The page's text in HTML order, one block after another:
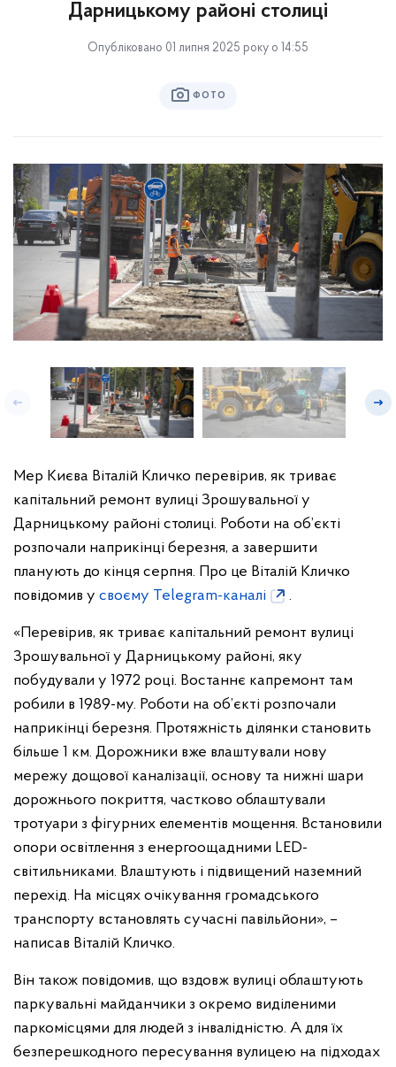
Дарницькому районі столиці
Опубліковано 01 липня 2025 року о 14:55
ФОТО
Мер Києва Віталій Кличко перевірив, як триває
капітальний ремонт вулиці Зрошувальної у
Дарницькому районі столиці. Роботи на об’єкті
розпочали наприкінці березня, а завершити
планують до кінця серпня. Про це Віталій Кличко
повідомив у своєму Telegram-каналі .
«Перевірив, як триває капітальний ремонт вулиці
Зрошувальної у Дарницькому районі, яку
побудували у 1972 році. Востаннє капремонт там
робили в 1989-му. Роботи на об’єкті розпочали
наприкінці березня. Протяжність ділянки становить
більше 1 км. Дорожники вже влаштували нову
мережу дощової каналізації, основу та нижні шари
дорожнього покриття, частково облаштували
тротуари з фігурних елементів мощення. Встановили
опори освітлення з енергоощадними LED-
світильниками. Влаштують і підвищений наземний
перехід. На місцях очікування громадського
транспорту встановлять сучасні павільйони», –
написав Віталій Кличко.
Він також повідомив, що вздовж вулиці облаштують
паркувальні майданчики з окремо виділеними
паркомісцями для людей з інвалідністю. А для їх
безперешкодного пересування вулицею на підходах